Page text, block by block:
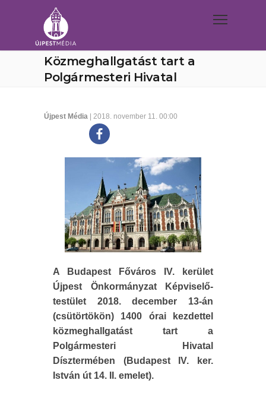
Közmeghallgatást tart a
Polgármesteri Hivatal
Újpest Média | 2018. november 11. 00:00
A Budapest Főváros IV. kerület
Újpest Önkormányzat Képviselő-
testület 2018. december 13-án
(csütörtökön) 1400 órai kezdettel
közmeghallgatást tart a
Polgármesteri Hivatal
Dísztermében (Budapest IV. ker.
István út 14. II. emelet).